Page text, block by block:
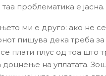
проблематика е јасна.
ми е друго: ако не
пишува дека треба
плати плус од тоа што
доцнење на уплатата.